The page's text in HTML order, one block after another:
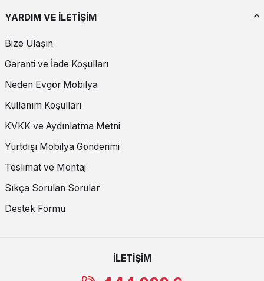
YARDIM VE İLETİŞİM
Bize Ulaşın
Garanti ve İade Koşulları
Neden Evgör Mobilya
Kullanım Koşulları
KVKK ve Aydınlatma Metni
Yurtdışı Mobilya Gönderimi
Teslimat ve Montaj
Sıkça Sorulan Sorular
Destek Formu
İLETİŞİM